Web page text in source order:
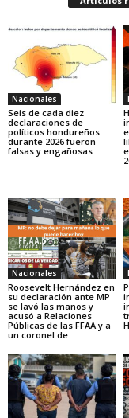
Nacionales
Seis de cada diez
declaraciones de
políticos hondureños
durante 2026 fueron
falsas y engañosas
Nacionales
Roosevelt Hernández en
su declaración ante MP
se lavó las manos y
acusó a Relaciones
Públicas de las FFAA y a
un coronel de...